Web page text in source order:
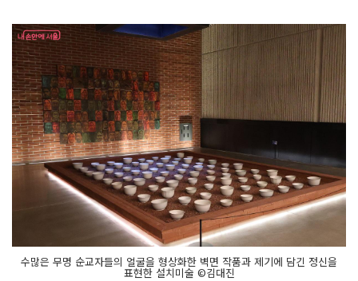
수많은 무명 순교자들의 얼굴을 형상화한 벽면 작품과 제기에 담긴 정신을
표현한 설치미술 ©김대진